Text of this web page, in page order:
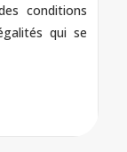
conditions
qui se